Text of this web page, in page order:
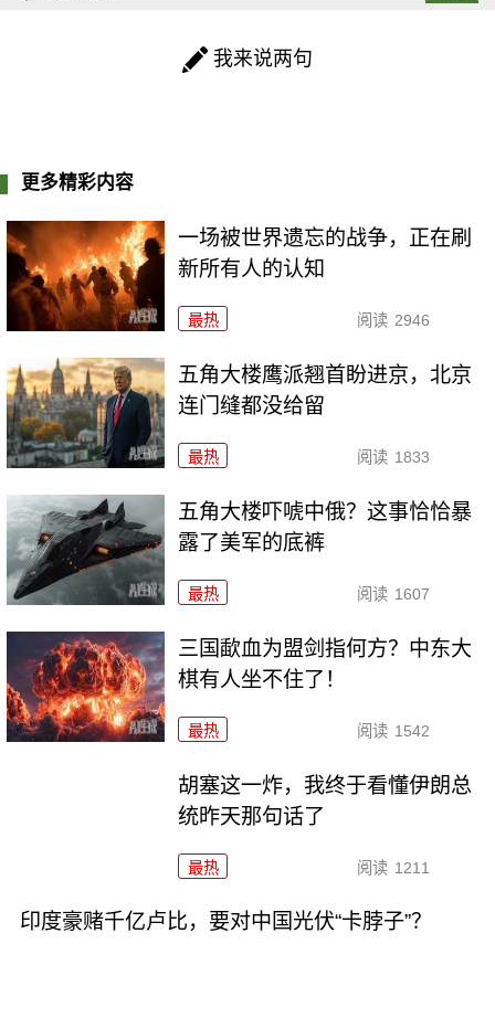
我来说两句
更多精彩内容
一场被世界遗忘的战争，正在刷
新所有人的认知
最热 阅读 2946
五角大楼鹰派翘首盼进京，北京
连门缝都没给留
最热 阅读 1833
五角大楼吓唬中俄？这事恰恰暴
露了美军的底裤
最热 阅读 1607
三国歃血为盟剑指何方？中东大
棋有人坐不住了！
最热 阅读 1542
胡塞这一炸，我终于看懂伊朗总
统昨天那句话了
最热 阅读 1211
印度豪赌千亿卢比，要对中国光伏“卡脖子”？